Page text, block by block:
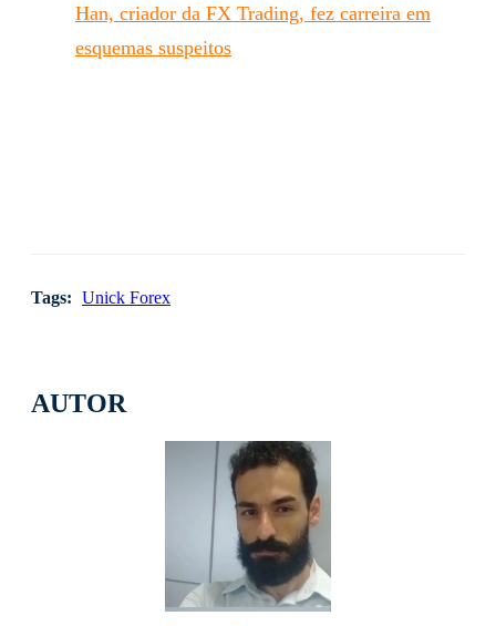
AUTOR
Han, criador da FX Trading, fez carreira em
esquemas suspeitos
Tags: Unick Forex